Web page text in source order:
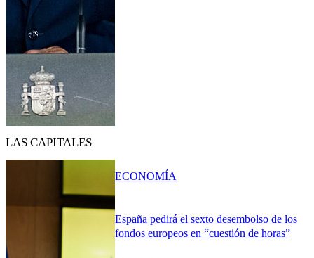
LAS CAPITALES
España pedirá el sexto desembolso de los
fondos europeos en “cuestión de horas”
ECONOMÍA